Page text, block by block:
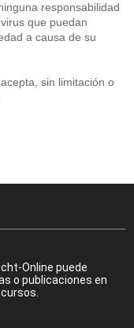
responsabilidad
que puedan
a causa de su
sin limitación o
Online puede
o publicaciones en